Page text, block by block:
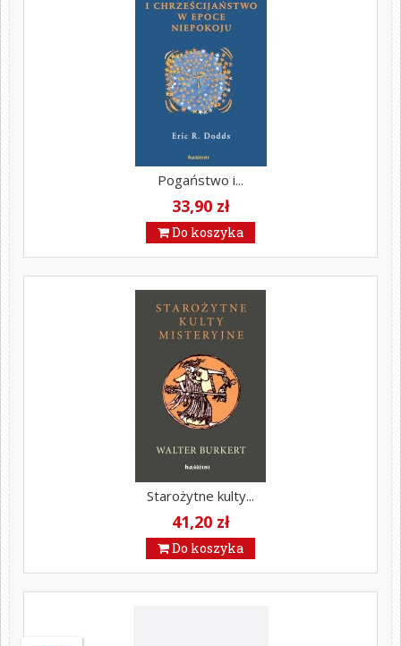
Pogaństwo i...
33,90 zł
Do koszyka
Starożytne kulty...
41,20 zł
Do koszyka